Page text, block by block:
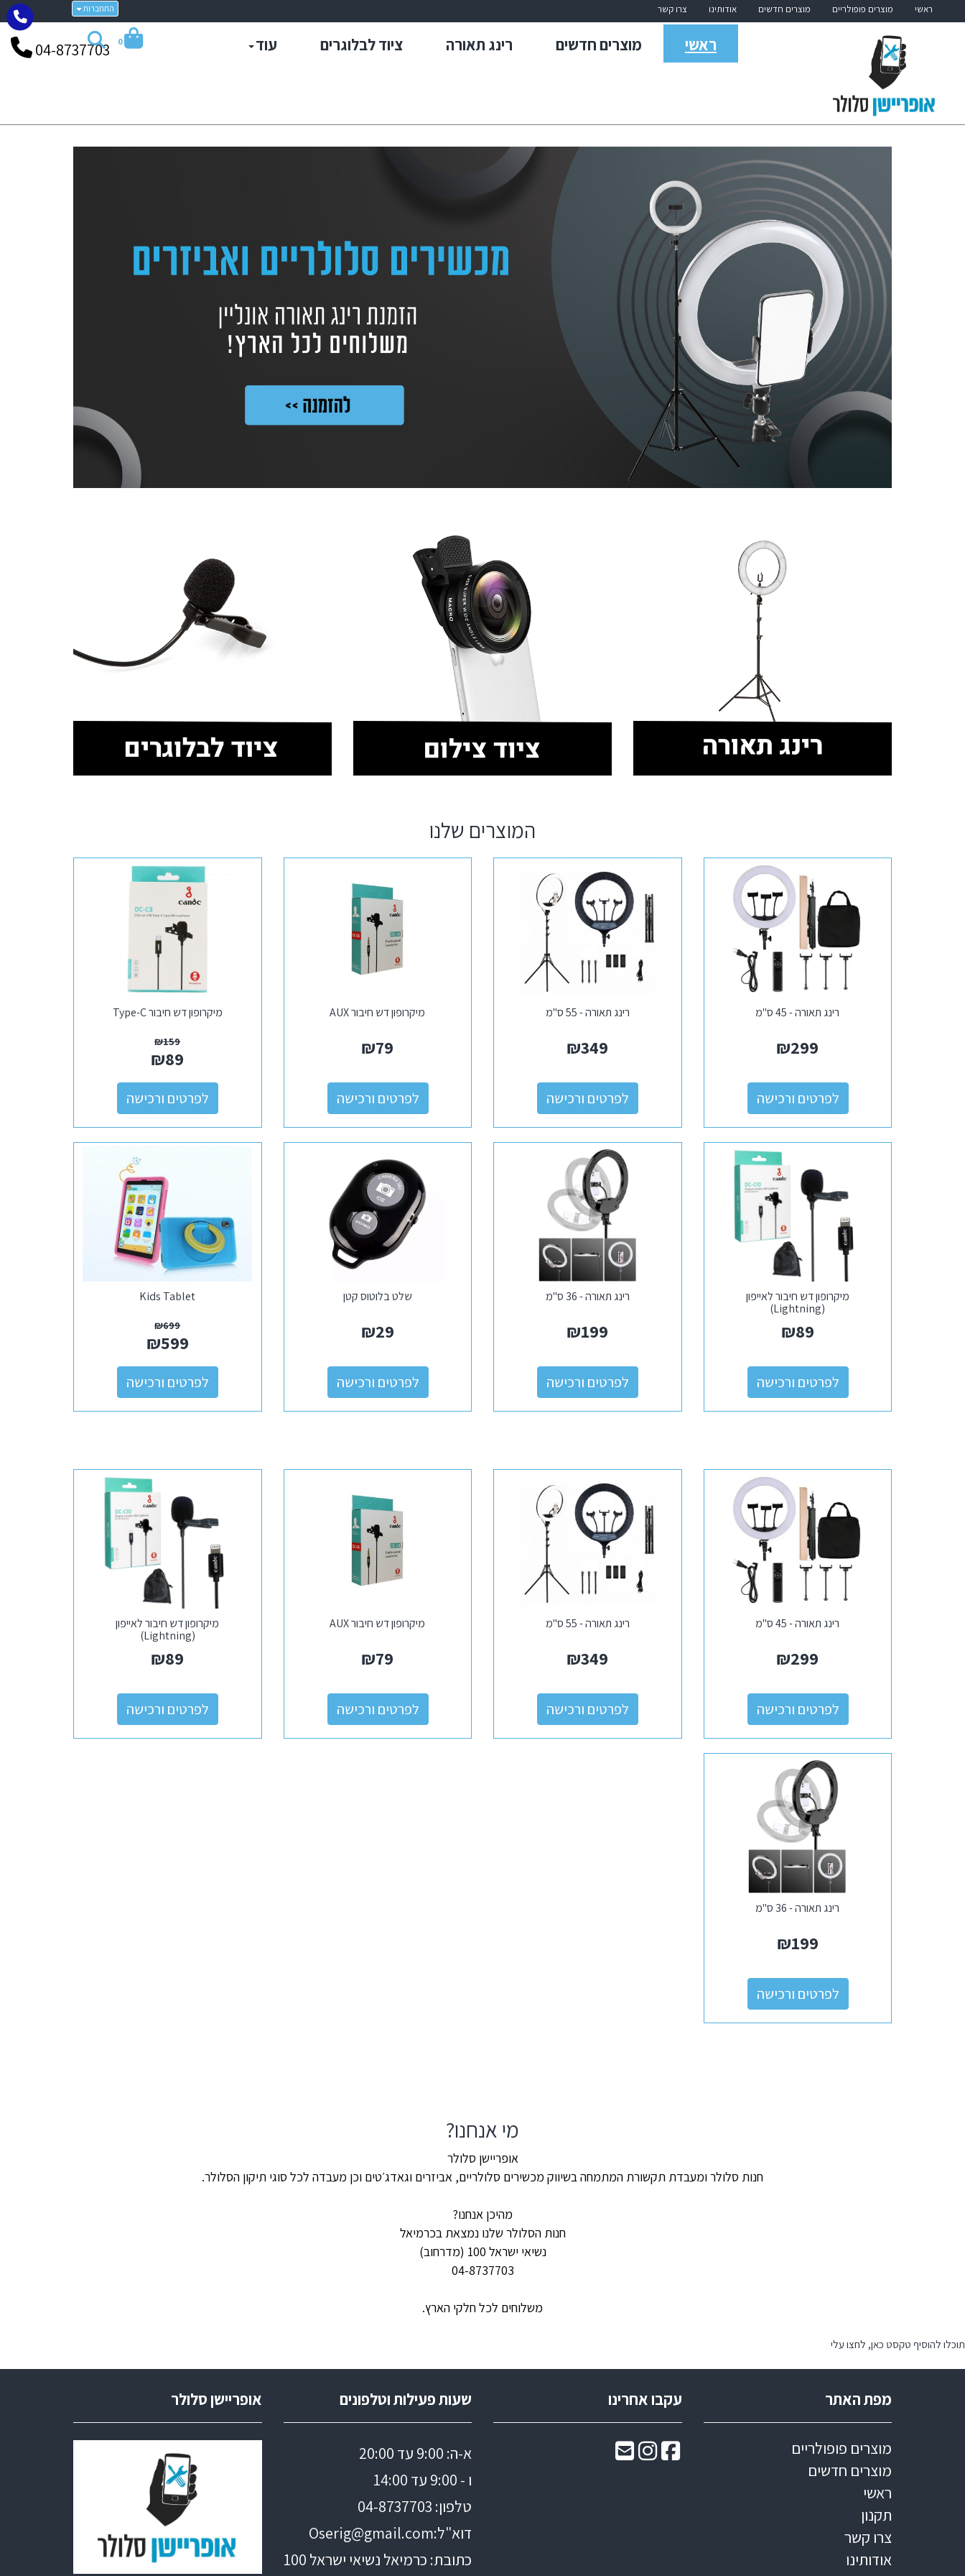
התחברות ראשי מוצרים פופולריים מוצרים חדשים אודותינו צרו קשר
ראשי מוצרים חדשים רינג תאורה ציוד לבלוגרים עוד 0
04-8737703
המוצרים שלנו
רינג תאורה - 45 ס"מ
₪299
לפרטים ורכישה
רינג תאורה - 55 ס"מ
₪349
לפרטים ורכישה
מיקרופון דש חיבור AUX
₪79
לפרטים ורכישה
מיקרופון דש חיבור Type-C
₪159
₪89
לפרטים ורכישה
מיקרופון דש חיבור לאייפון
(Lightning)
₪89
לפרטים ורכישה
רינג תאורה - 36 ס"מ
₪199
לפרטים ורכישה
שלט בלוטוס קטן
₪29
לפרטים ורכישה
Kids Tablet
₪699
₪599
לפרטים ורכישה
רינג תאורה - 45 ס"מ
₪299
לפרטים ורכישה
רינג תאורה - 55 ס"מ
₪349
לפרטים ורכישה
מיקרופון דש חיבור AUX
₪79
לפרטים ורכישה
מיקרופון דש חיבור לאייפון
(Lightning)
₪89
לפרטים ורכישה
רינג תאורה - 36 ס"מ
₪199
לפרטים ורכישה
מי אנחנו?
אופריישן סלולר
חנות סלולר ומעבדת תקשורת המתמחה בשיווק מכשירים סלולריים, אביזרים וגאדג׳טים וכן מעבדה לכל סוגי תיקון הסלולר.
מהיכן אנחנו?
חנות הסלולר שלנו נמצאת בכרמיאל
נשיאי ישראל 100 (מדרחוב)
04-8737703
משלוחים לכל חלקי הארץ.
תוכלו להוסיף טקסט כאן, לחצו עלי
מפת האתר
מוצרים פופולריים
מוצרים חדשים
ראשי
תקנון
צרו קשר
אודותינו
עקבו אחרינו שעות פעילות וטלפונים
א-ה: 9:00 עד 20:00
ו - 9:00 עד 14:00
טלפון: 04 -8737703
דוא"ל:Oserig@gmail.com
כתובת: כרמיאל נשיאי ישראל 100
אופריישן סלולר